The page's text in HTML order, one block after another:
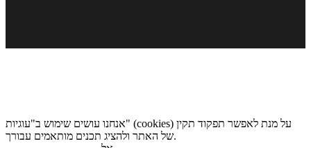
אנחנו עושים שימוש ב"עוגיות" (cookies) על מנת לאפשר תפקוד תקין
של האתר ולהציג תכנים מותאמים עבורך.